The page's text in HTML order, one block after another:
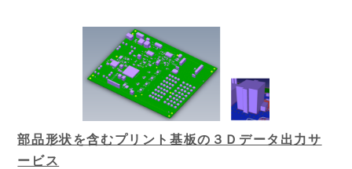
部品形状を含むプリント基板の３Ｄデータ出力サ
ービス